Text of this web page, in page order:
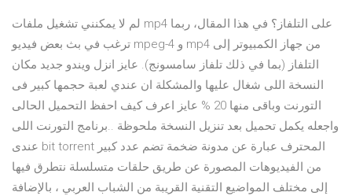
لم لا يمكنني تشغيل ملفات mp4 على التلفاز؟ في هذا المقال، ربما
ترغب في بث بعض فيديو mpeg-4 و mp4 من جهاز الكمبيوتر إلى
التلفاز (بما في ذلك تلفاز سامسونج). عايز انزل ويندو جديد مكان
النسخة اللى شغال عليها والمشكلة ان عندي لعبة حجمها كبير فى
التورنت وباقى منها 20 % عايز اعرف كيف احفظ التحميل الحالى
واجعله يكمل تحميل بعد تنزيل النسخة ملحوظة ..برنامج التورنت اللى
عندى bit torrent المحترف عبارة عن مدونة ضخمة تضم عدد كبير
من الفيديوهات المصورة عن طريق حلقات متسلسلة نتطرق فيها
إلى مختلف المواضيع التقنية القريبة من الشباب العربي ، بالإضافة